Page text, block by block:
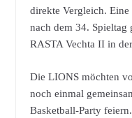
direkte Vergleich.
nach dem 34. Spieltag
RASTA Vechta II in
Die LIONS möchten
noch einmal
Basketball-Party